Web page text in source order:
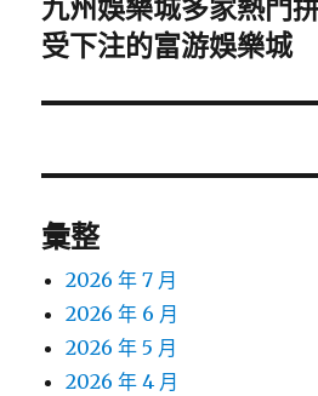
下
一
文
九州娛樂城多家熱門
受下注的富游娛樂城
彙整
2026 年 7 月
2026 年 6 月
2026 年 5 月
2026 年 4 月